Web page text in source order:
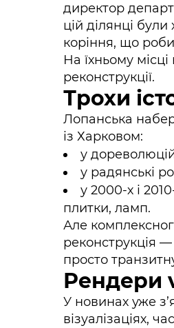
директор
цій ділянці
коріння, що
На їхньому
реконструкції.
Трохи
Лопанська
із Харковом:
у
у радянські
у 2000-х і
плитки, ламп.
Але
реконструкція
просто
Рендери
У новинах уже
візуалізаціях,